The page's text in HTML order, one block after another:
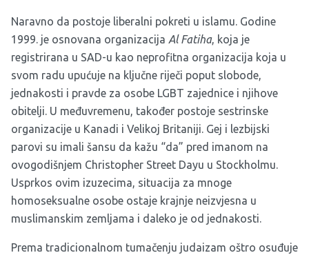
Naravno da postoje liberalni pokreti u islamu. Godine
1999. je osnovana organizacija Al Fatiha, koja je
registrirana u SAD-u kao neprofitna organizacija koja u
svom radu upućuje na ključne riječi poput slobode,
jednakosti i pravde za osobe LGBT zajednice i njihove
obitelji. U međuvremenu, također postoje sestrinske
organizacije u Kanadi i Velikoj Britaniji. Gej i lezbijski
parovi su imali šansu da kažu “da” pred imanom na
ovogodišnjem Christopher Street Dayu u Stockholmu.
Usprkos ovim izuzecima, situacija za mnoge
homoseksualne osobe ostaje krajnje neizvjesna u
muslimanskim zemljama i daleko je od jednakosti.
Prema tradicionalnom tumačenju judaizam oštro osuđuje